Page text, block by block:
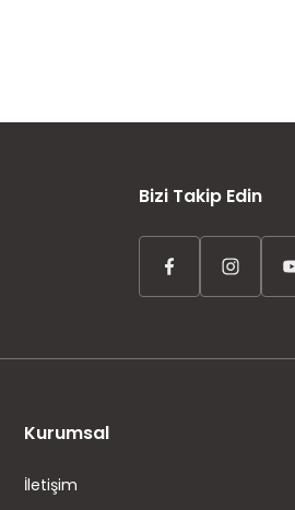
Bizi Takip Edin
Kurumsal
İletişim